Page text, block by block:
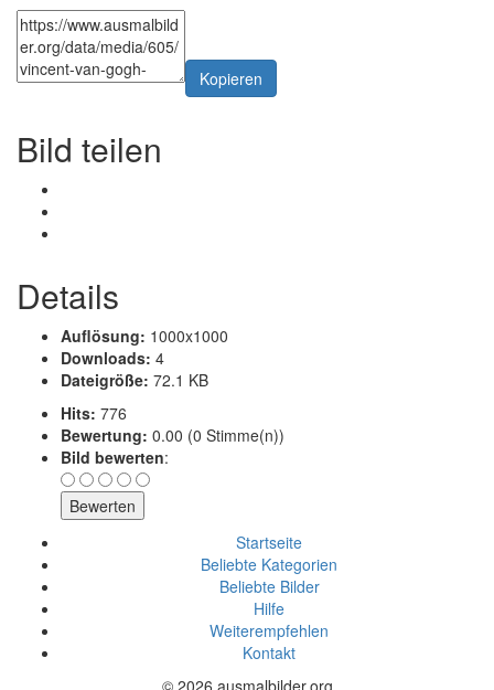
Kopieren
Bild teilen
Details
Auflösung: 1000x1000
Downloads: 4
Dateigröße: 72.1 KB
Hits: 776
Bewertung: 0.00 (0 Stimme(n))
Bild bewerten:
Startseite
Beliebte Kategorien
Beliebte Bilder
Hilfe
Weiterempfehlen
Kontakt